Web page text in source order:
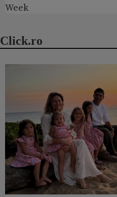
Week
Click.ro